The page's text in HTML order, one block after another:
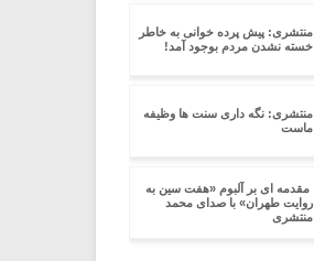
منتشری: پیش پرده خوانی به خاطر
خسته نشدن مردم بوجود آمد!
منتشری: نگه داری سنت ها وظیفه
ماست
‍ مقدمه ای بر آلبوم «هفت سین به
روایت طهران» با صدای محمد
منتشری